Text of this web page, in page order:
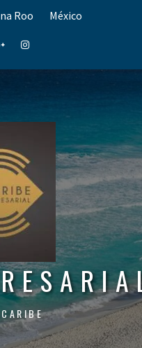
Roo México
Instagram